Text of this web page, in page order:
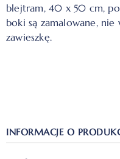
blejtram, 40 x 50 cm,
boki są zamalowane, nie
zawieszkę.
INFORMACJE O